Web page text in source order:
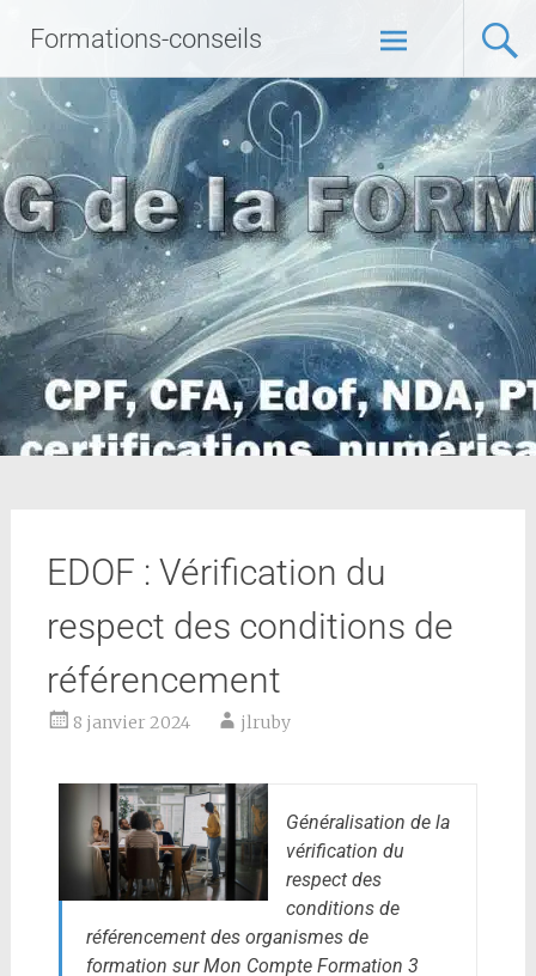
Formations-conseils
EDOF : Vérification du
respect des conditions de
référencement
8 janvier 2024 jlruby
Généralisation de la
vérification du
respect des
conditions de
référencement des organismes de
formation sur Mon Compte Formation 3